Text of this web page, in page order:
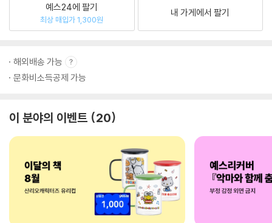
예스24에 팔기
최상 매입가 1,300원
내 가게에서 팔기
해외배송 가능
문화비소득공제 가능
이 분야의 이벤트 20